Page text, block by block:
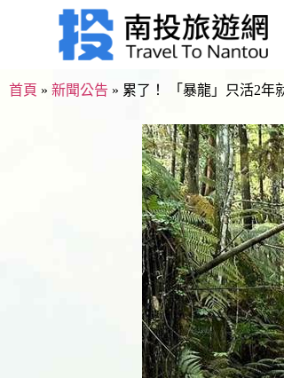
首頁 » 新聞公告 » 累了！ 「暴龍」只活2年